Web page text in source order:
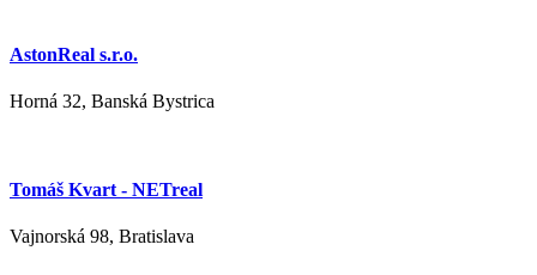
AstonReal s.r.o.
Horná 32, Banská Bystrica
Tomáš Kvart - NETreal
Vajnorská 98, Bratislava